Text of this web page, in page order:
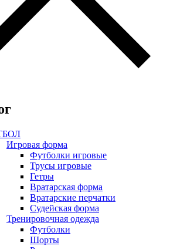
Игровая форма
Футболки игровые
Трусы игровые
Гетры
Вратарская форма
Вратарские перчатки
Судейская форма
Тренировочная одежда
Футболки
Шорты